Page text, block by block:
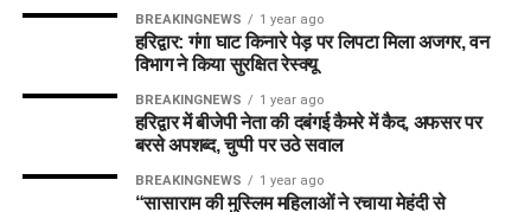
पद:आंगनबाड़ी कार्यकर्ता एवं सहायिका
आवेदन प्रक्रिया:ऑनलाइन
शैक्षिक योग्यता:इंटरमीडिएट (12वीं) या समकक्ष
आवेदन की अंतिम तिथि:29 जुलाई
Important Link
BREAKINGNEWS 1 year ago
हरिद्वार: गंगा घाट किनारे पेड़ पर लिपटा मिला अजगर, वन
विभाग ने किया सुरक्षित रेस्क्यू
BREAKINGNEWS 1 year ago
हरिद्वार में बीजेपी नेता की दबंगई कैमरे में कैद, अफसर पर
बरसे अपशब्द, चुप्पी पर उठे सवाल
BREAKINGNEWS 1 year ago
“सासाराम की मुस्लिम महिलाओं ने रचाया मेहंदी से